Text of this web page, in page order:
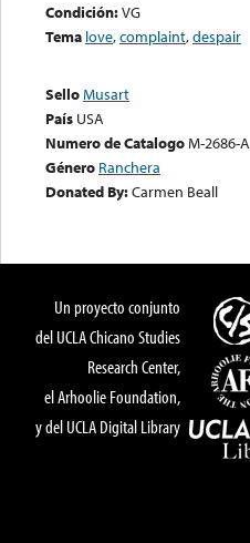
Condición:VG
Tema love,complaint,despair
SelloMusart
País USA
Numero de CatalogoM-2686-A
Género Ranchera
Donated By:Carmen Beall
Un proyecto conjunto
del UCLA Chicano Studies
Research Center,
el Arhoolie Foundation,
y del UCLA Digital Library